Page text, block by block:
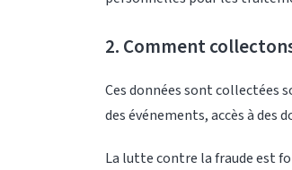
2. Comment
Ces données sont collectées
des événements, accès à des
La lutte contre la fraude est